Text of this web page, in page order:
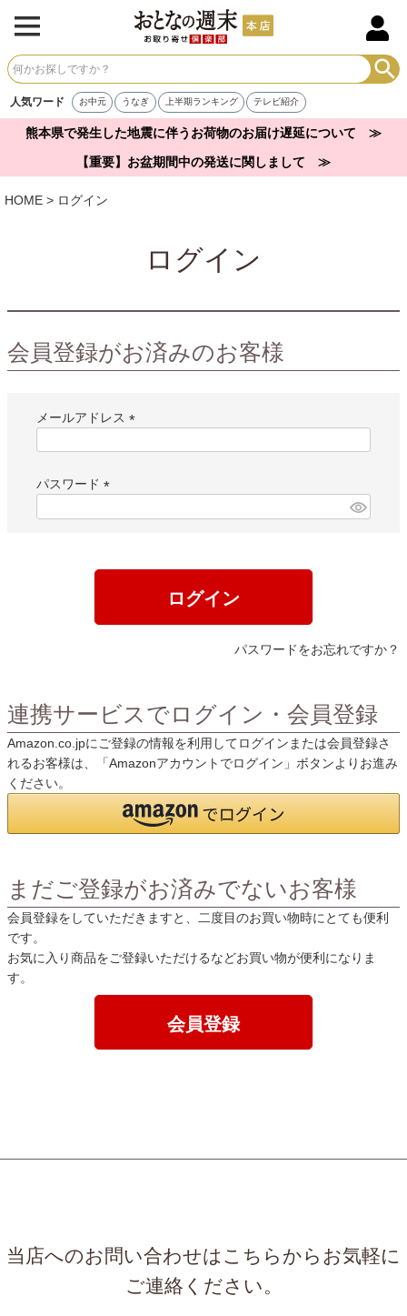
人気ワード お中元 うなぎ 上半期ランキング テレビ紹介
熊本県で発生した地震に伴うお荷物のお届け遅延について ≫
【重要】お盆期間中の発送に関しまして ≫
HOME ログイン
ログイン
会員登録がお済みのお客様
メールアドレス
パスワード
)
ログイン
パスワードをお忘れですか？
連携サービスでログイン・会員登録
Amazon.co.jpにご登録の情報を利用してログインまたは会員登録さ
れるお客様は、「Amazonアカウントでログイン」ボタンよりお進み
ください。
まだご登録がお済みでないお客様
会員登録をしていただきますと、二度目のお買い物時にとても便利
です。
お気に入り商品をご登録いただけるなどお買い物が便利になりま
す。
会員登録
当店へのお問い合わせはこちらからお気軽に
ご連絡ください。